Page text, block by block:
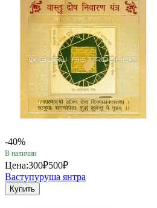
-40%
В наличии
Цена:300₽500₽
Ваступуруша янтра
Купить